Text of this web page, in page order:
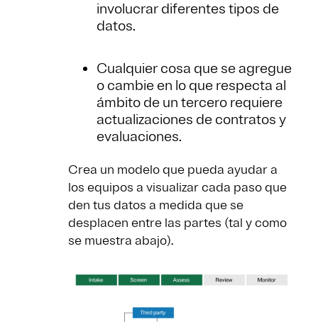
involucrar diferentes tipos de
datos.
Cualquier cosa que se agregue
o cambie en lo que respecta al
ámbito de un tercero requiere
actualizaciones de contratos y
evaluaciones.
Crea un modelo que pueda ayudar a
los equipos a visualizar cada paso que
den tus datos a medida que se
desplacen entre las partes (tal y como
se muestra abajo).